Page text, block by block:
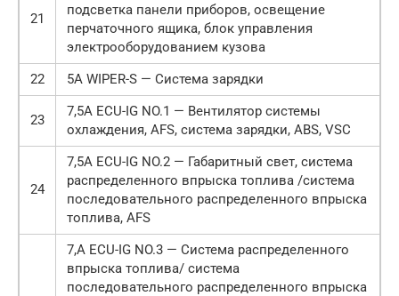
21
подсветка панели приборов, освещение
перчаточного ящика, блок управления
электрооборудованием кузова
22
5А WIPER-S — Система зарядки
23
7,5А ECU-IG NO.1 — Вентилятор системы
охлаждения, AFS, система зарядки, ABS, VSC
24
7,5А ECU-IG NO.2 — Габаритный свет, система
распределенного впрыска топлива /система
последовательного распределенного впрыска
топлива, AFS
7,А ECU-IG NO.3 — Система распределенного
впрыска топлива/ система
последовательного распределенного впрыска